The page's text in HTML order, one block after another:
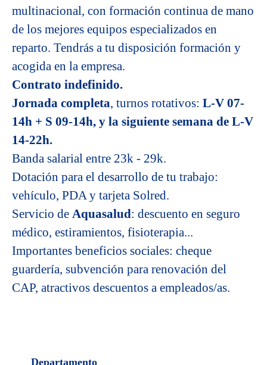
multinacional, con formación continua de mano
de los mejores equipos especializados en
reparto. Tendrás a tu disposición formación y
acogida en la empresa.
Contrato indefinido.
Jornada completa, turnos rotativos: L-V 07-
14h + S 09-14h, y la siguiente semana de L-V
14-22h.
Banda salarial entre 23k - 29k.
Dotación para el desarrollo de tu trabajo:
vehículo, PDA y tarjeta Solred.
Servicio de Aquasalud: descuento en seguro
médico, estiramientos, fisioterapia...
Importantes beneficios sociales: cheque
guardería, subvención para renovación del
CAP, atractivos descuentos a empleados/as.
Departamento